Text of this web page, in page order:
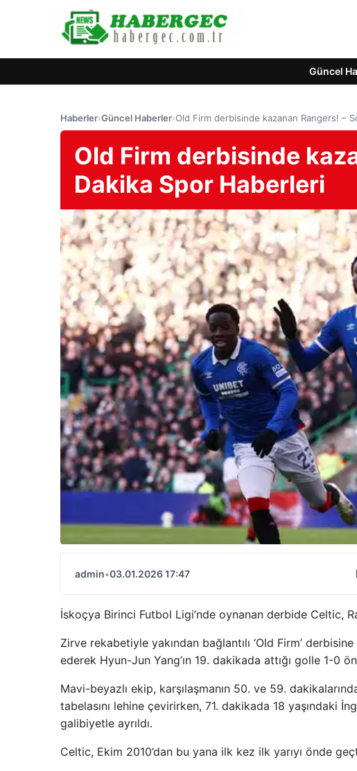
Güncel
Haberler›Güncel Haberler›Old Firm derbisinde kazanan Rangers! –
Old Firm derbisinde
Dakika Spor Haberleri
admin•03.01.2026 17:47
İskoçya Birinci Futbol Ligi’nde oynanan derbide Celtic,
Zirve rekabetiyle yakından bağlantılı ‘Old Firm’
ederek Hyun-Jun Yang’ın 19. dakikada attığı golle 1-0
Mavi-beyazlı ekip, karşılaşmanın 50. ve 59.
tabelasını lehine çevirirken, 71. dakikada 18 yaşındaki
galibiyetle ayrıldı.
Celtic, Ekim 2010’dan bu yana ilk kez ilk yarıyı önde